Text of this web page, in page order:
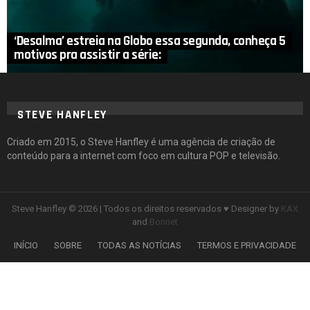
‘Desalma’ estreia na Globo essa segunda, conheça 5
motivos pra assistir a série:
STEVE HANFLEY
Criado em 2015, o Steve Hanfley é uma agência de criação de
conteúdo para a internet com foco em cultura POP e televisão.
Steve Hanfley © 2026 | Todos os direitos reservados ♥ Designer by KAX
and Bonnet
INÍCIO SOBRE TODAS AS NOTÍCIAS TERMOS E PRIVACIDADE